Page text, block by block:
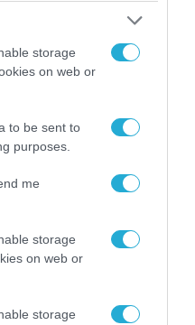
storage
on web or
to be sent to
purposes.
me
storage
on web or
storage
στην
χώρους